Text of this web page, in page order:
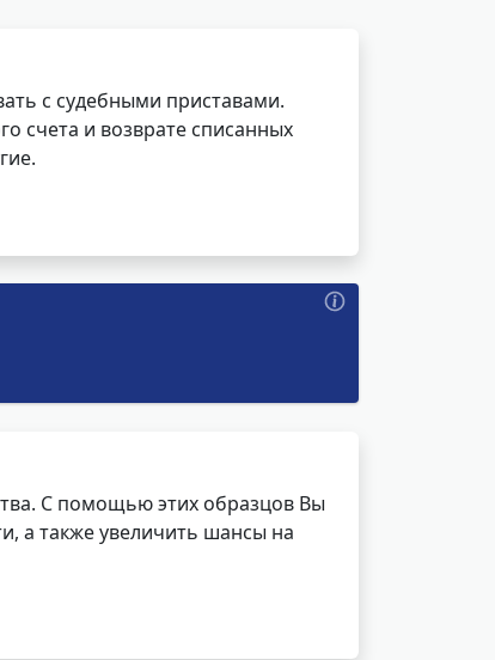
с судебными приставами.
счета и возврате списанных
С помощью этих образцов Вы
а также увеличить шансы на